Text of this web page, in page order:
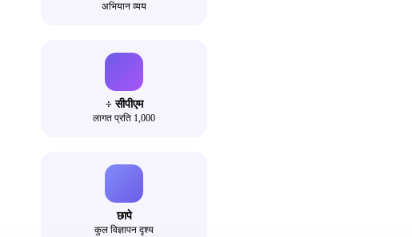
अभियान व्यय
÷ सीपीएम
लागत प्रति 1,000
छापे
कुल विज्ञापन दृश्य